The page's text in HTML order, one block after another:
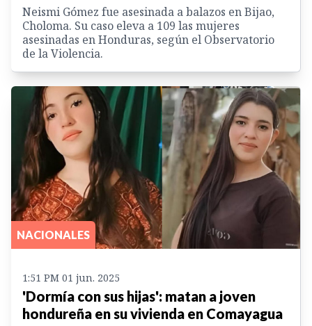
Neismi Gómez fue asesinada a balazos en Bijao,
Choloma. Su caso eleva a 109 las mujeres
asesinadas en Honduras, según el Observatorio
de la Violencia.
NACIONALES
1:51 PM 01 jun. 2025
'Dormía con sus hijas': matan a joven
hondureña en su vivienda en Comayagua